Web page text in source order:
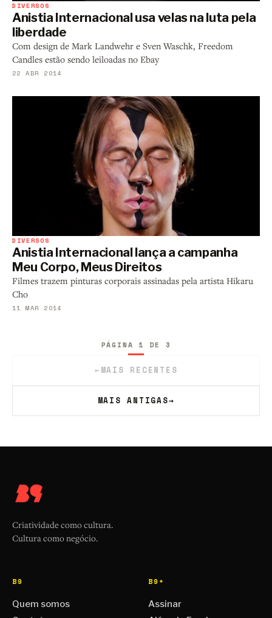
DIVERSOS
Anistia Internacional usa velas na luta pela
liberdade
Com design de Mark Landwehr e Sven Waschk, Freedom
Candles estão sendo leiloadas no Ebay
22 ABR 2014
DIVERSOS
Anistia Internacional lança a campanha
Meu Corpo, Meus Direitos
Filmes trazem pinturas corporais assinadas pela artista Hikaru
Cho
11 MAR 2014
←MAIS RECENTES
PÁGINA 1 DE 3
MAIS ANTIGAS→
Criatividade como cultura.
Cultura como negócio.
B9
Quem somos
B9+
Assinar